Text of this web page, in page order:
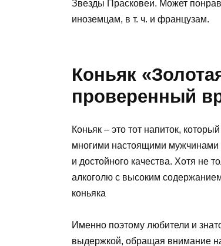
Звезды Прасковеи. Может
иноземцам, в т. ч. и французам.
Коньяк
проверенный
Коньяк – это тот напиток,
многими настоящими мужчинами
и достойного качества. Хотя не
алкоголю с высоким
коньяка
Именно поэтому любители и
выдержкой, обращая внимание